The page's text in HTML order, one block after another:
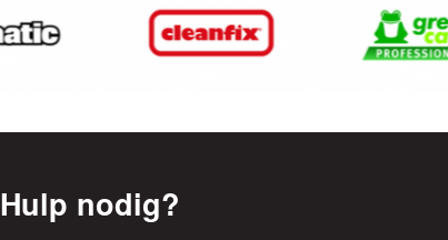
Hulp nodig?